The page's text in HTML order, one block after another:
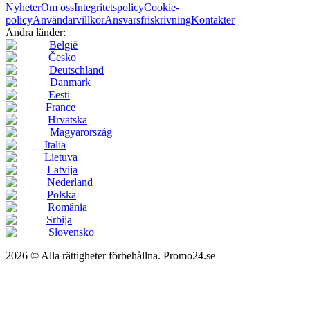
NyheterOm ossIntegritetspolicyCookie-
policyAnvändarvillkorAnsvarsfriskrivningKontakter
Andra länder:
België
Česko
Deutschland
Danmark
Eesti
France
Hrvatska
Magyarország
Italia
Lietuva
Latvija
Nederland
Polska
România
Srbija
Slovensko
2026 © Alla rättigheter förbehållna. Promo24.se